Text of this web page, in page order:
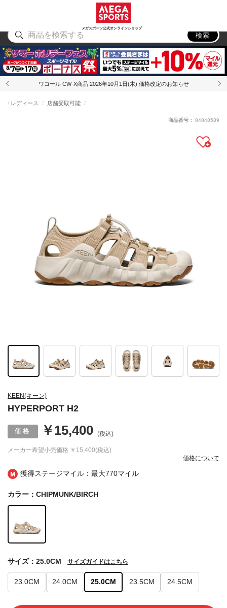
メガスポーツ公式オンラインショップ
アウトドア
検索
ワコール CW-X商品 2026年10月1日(木) 価格改定のお知らせ
獲得ステージマイル：最大770マイル
KEEN(キーン)
HYPERPORT H2
レディース 店舗受取可能
メーカー希望小売価格 ￥15,400(税込)
￥15,400 (税込)
価格について
商品番号： 84848589
カラー：CHIPMUNK/BIRCH
23.0CM 24.0CM 25.0CM 23.5CM 24.5CM
サイズ：25.0CM サイズガイドはこちら